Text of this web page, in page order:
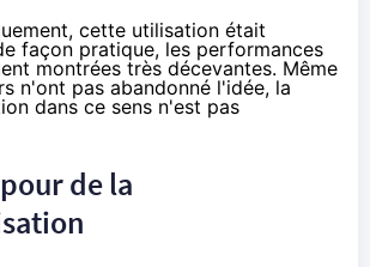
cette utilisation était
façon pratique, les performances
montrées très décevantes. Même
n'ont pas abandonné l'idée, la
dans ce sens n'est pas
de la